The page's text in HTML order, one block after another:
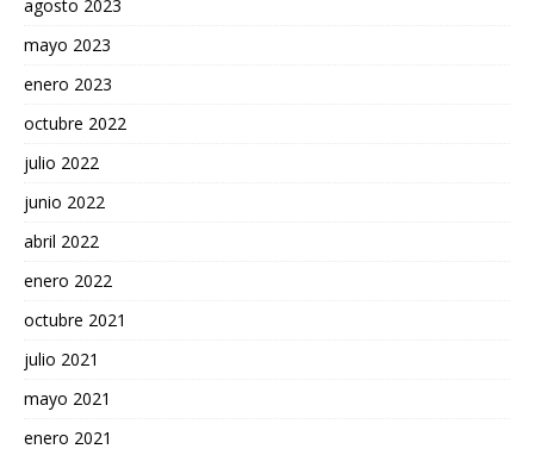
agosto 2023
mayo 2023
enero 2023
octubre 2022
julio 2022
junio 2022
abril 2022
enero 2022
octubre 2021
julio 2021
mayo 2021
enero 2021